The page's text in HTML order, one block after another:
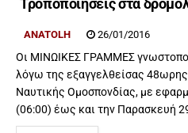
Τροποποιήσεις στα
ANATOLH 26/01/2016
Οι ΜΙΝΩΙΚΕΣ ΓΡΑΜΜΕΣ
λόγω της εξαγγελθείσας
Ναυτικής Ομοσπονδίας, με
(06:00) έως και την Παρασκευή